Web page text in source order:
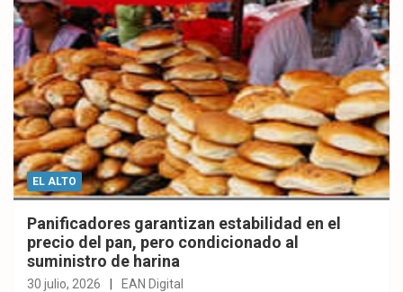
EL ALTO
Panificadores garantizan estabilidad en el
precio del pan, pero condicionado al
suministro de harina
30 julio, 2026 EAN Digital